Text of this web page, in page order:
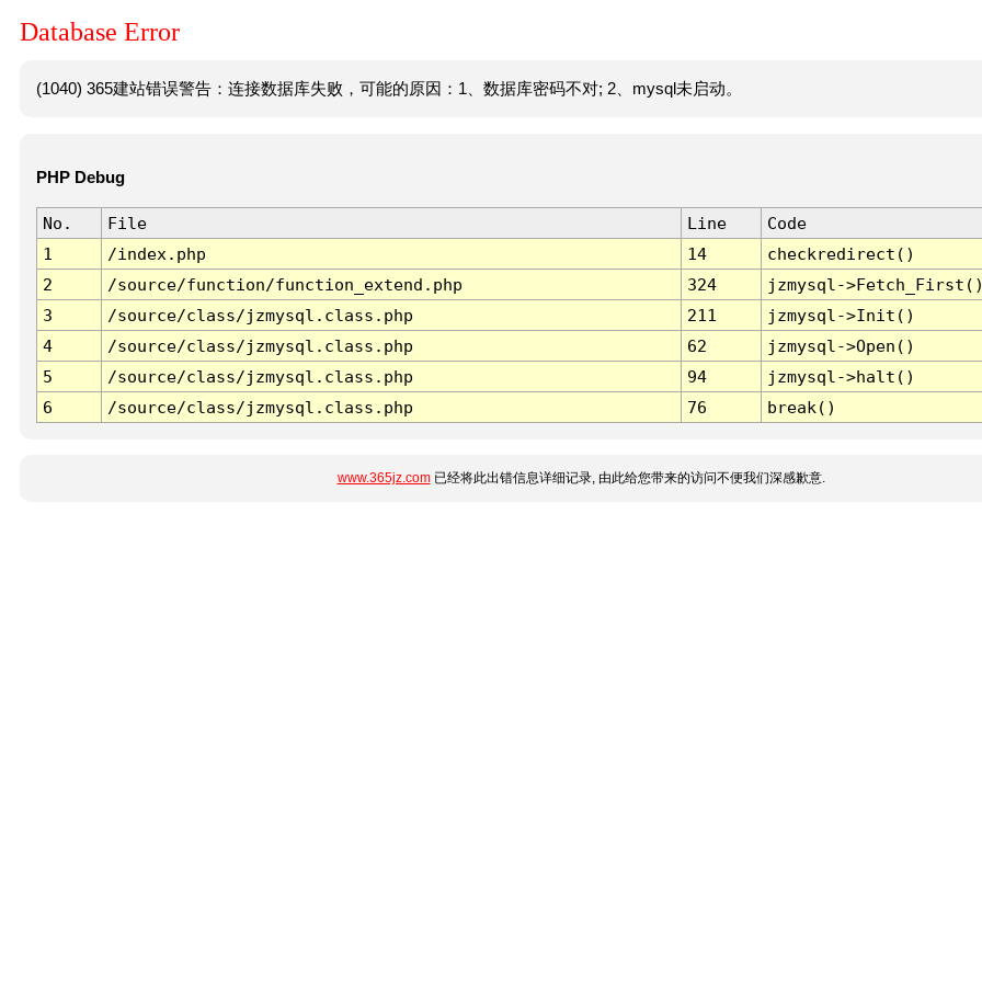
Database Error
(1040) 365建站错误警告：连接数据库失败，可能的原因：1、数据库密码不对; 2、mysql未启动。
PHP Debug
No. File Line
Code
1
/index.php 14
checkredirect()
2
/source/function/function_extend.php 324
jzmysql-
3
/source/class/jzmysql.class.php 211
jzmysql->Init()
4
/source/class/jzmysql.class.php 62
jzmysql->Open()
5
/source/class/jzmysql.class.php 94
jzmysql->halt()
6
/source/class/jzmysql.class.php 76 break()
www.365jz.com已经将此出错信息详细记录, 由此给您带来的访问不便我们深感歉意.